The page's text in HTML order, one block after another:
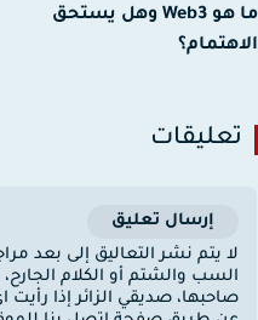
ما هو Web3 وهل يستحق
إرسال تعليق
يتم نشر التعاليق إلى بعد
والشتم أو الكلام الجارح،
صديقي الزائر إذا رأيت اي